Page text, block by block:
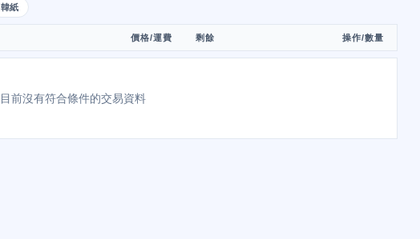
韓紙
價格/運費 剩餘 操作/數量
目前沒有符合條件的交易資料